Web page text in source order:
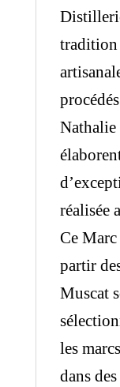
tradition
réalisée
Ce Marc
partir
Muscat
les
dans